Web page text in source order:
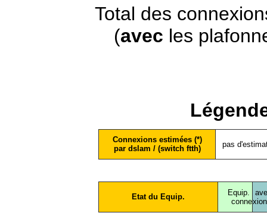
Total des
(avec les
Connexions estimées (*)
par dslam / (switch ftth)
pas
Etat du Equip.
Equip.
conne